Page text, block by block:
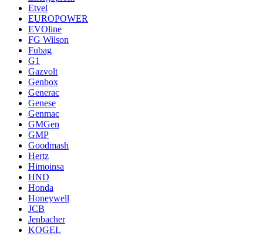
Etvel
EUROPOWER
EVOline
FG Wilson
Fubag
G1
Gazvolt
Genbox
Generac
Genese
Genmac
GMGen
GMP
Goodmash
Hertz
Himoinsa
HND
Honda
Honeywell
JCB
Jenbacher
KOGEL